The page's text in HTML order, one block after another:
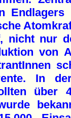
nicht nur
von
In
über